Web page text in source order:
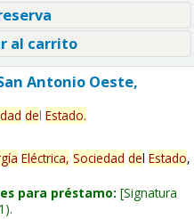
al carrito
Antonio Oeste,
del Estado.
Eléctrica, Sociedad del Estado,
para préstamo: Signatura